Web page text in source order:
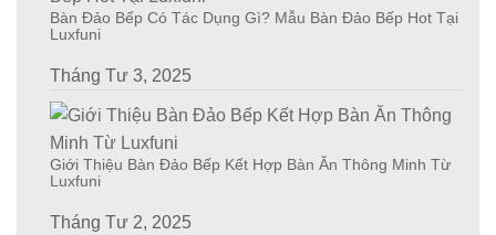
Bàn Đảo Bếp Có Tác Dụng Gì? Mẫu Bàn Đảo Bếp Hot Tại
Luxfuni
Tháng Tư 3, 2025
Giới Thiệu Bàn Đảo Bếp Kết Hợp Bàn Ăn Thông Minh Từ
Luxfuni
Tháng Tư 2, 2025